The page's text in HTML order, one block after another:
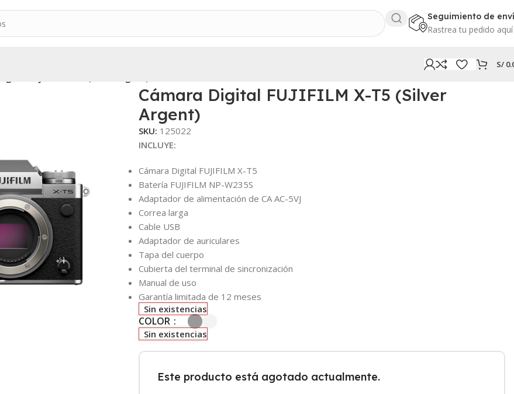
Seguimiento de
Rastrea tu pedido aquí
S/
Cámara Digital FUJIFILM X-T5 (Silver
Argent)
SKU: 125022
INCLUYE:
Cámara Digital FUJIFILM X-T5
Batería FUJIFILM NP-W235S
Adaptador de alimentación de CA AC-5VJ
Correa larga
Cable USB
Adaptador de auriculares
Tapa del cuerpo
Cubierta del terminal de sincronización
Manual de uso
Garantía limitada de 12 meses
Sin existencias
COLOR
Sin existencias
Este producto está agotado actualmente.